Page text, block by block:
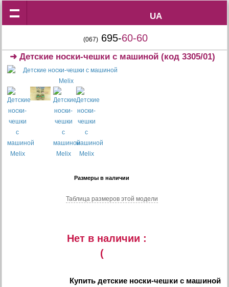
UA
UA
(067) 695-60-60
➜Детские носки-чешки с машиной (код 3305/01)
Размеры в наличии
Таблица размеров этой модели
Нет в наличии :
(
Купить детские носки-чешки с машиной